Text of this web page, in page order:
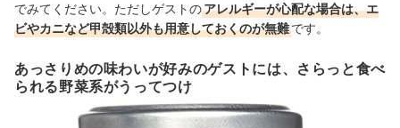
でみてください。ただしゲストのアレルギーが心配な場合は、エ
ビやカニなど甲殻類以外も用意しておくのが無難です。
あっさりめの味わいが好みのゲストには、さらっと食べ
られる野菜系がうってつけ